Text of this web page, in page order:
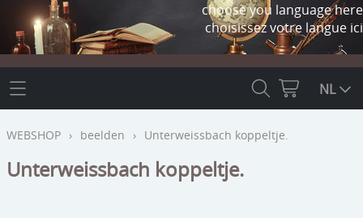
choose you language here
choisissez votre langue ici
THE RETROHOUSE
WEBSHOP
OUTLET
INFO
NL
WEBSHOP › beelden › Unterweissbach koppeltje.
Unterweissbach koppeltje.